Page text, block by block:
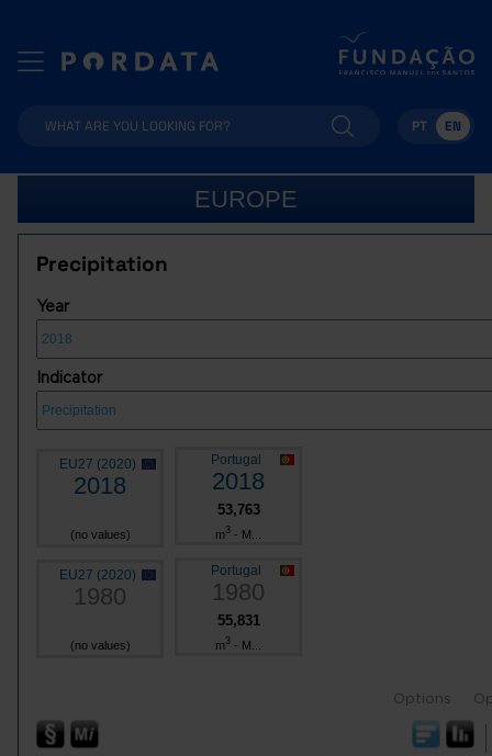
PT EN
EUROPE
Precipitation
Year
Indicator
EU27 (2020)
2018
(no values)
Portugal
2018
53,763
m3 - M...
EU27 (2020)
1980
(no values)
Portugal
1980
55,831
m3 - M...
Options